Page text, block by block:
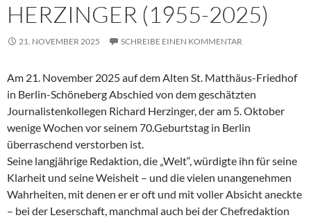
HERZINGER (1955-2025)
21. NOVEMBER 2025 SCHREIBE EINEN KOMMENTAR
Am 21. November 2025 auf dem Alten St. Matthäus-Friedhof
in Berlin-Schöneberg Abschied von dem geschätzten
Journalistenkollegen Richard Herzinger, der am 5. Oktober
wenige Wochen vor seinem 70.Geburtstag in Berlin
überraschend verstorben ist.
Seine langjährige Redaktion, die „Welt“, würdigte ihn für seine
Klarheit und seine Weisheit – und die vielen unangenehmen
Wahrheiten, mit denen er er oft und mit voller Absicht aneckte
– bei der Leserschaft, manchmal auch bei der Chefredaktion